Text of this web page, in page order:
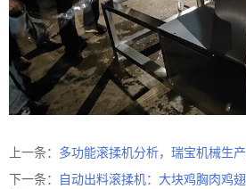
上一条： 多功能滚揉机分析，瑞宝机械生
下一条：
自动出料滚揉机：大块鸡胸肉鸡